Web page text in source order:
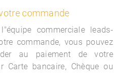
commande
commerciale leads-
commande, vous pouvez
au paiement de votre
Carte bancaire, Chèque ou